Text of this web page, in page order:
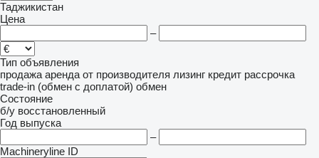
Таджикистан
Цена
–
Тип объявления
продажа аренда от производителя лизинг кредит рассрочка
trade-in (обмен с доплатой) обмен
Состояние
б/у восстановленный
Год выпуска
–
Machineryline ID